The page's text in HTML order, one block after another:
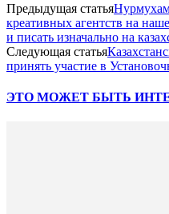
Предыдущая статья
креативных агентств на
и писать изначально на
Следующая статья
принять участие в
ЭТО МОЖЕТ БЫТЬ